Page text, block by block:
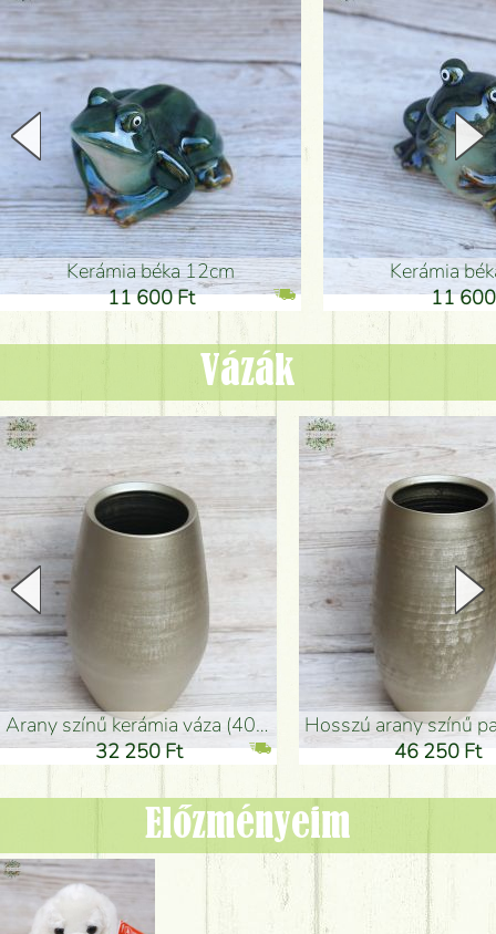
Kerámia béka 12cm
11 600 Ft
Kerámia
11
Vázák
arany színű kerámia váza (40x26cm)
32 250 Ft
hosszú arany színű
46 250 Ft
Előzményeim